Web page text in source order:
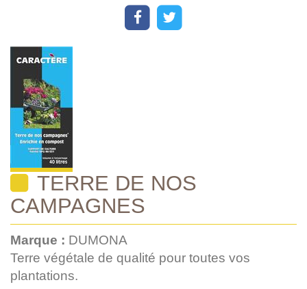
TERRE DE NOS
CAMPAGNES
Marque : DUMONA
Terre végétale de qualité pour toutes vos
plantations.